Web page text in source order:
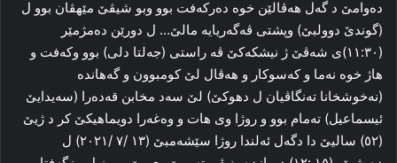
دەوامێ د گەل هەڤالێن خوە دەرکەفت بوو وبو شیڤێ مێهڤان بوو ل
(گوندێ دوولبێ) وپشتی ڤەگەریایە مالێ… ل دورێن دەمژمێر
(١١:٣٠)ی شەڤێ ژ نیشکەکێ ڤە راستی (جەلتا دلی) بوو وکەفت و
هاژ خوە نەما و کەسوکار و هەڤال لێ کومبوون و گەهاندە
(نەخوشخانا تەنگاڤیان ل دهوکێ) لێ سەد مخابن قەدەرا (سەیدایێ
ئیسماعیل) تەمام بوو و روژا وی هات و وەغەرا دویماهیکێ کر د ژیێ
(٥٢) سالیێ دا دگەل ئەلندا روژا سێشەمبێ (١٣ /٧ /٢٠٢١) ل